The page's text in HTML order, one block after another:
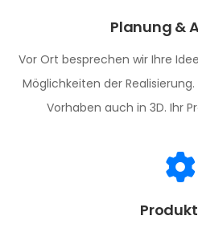
Planung &
Vor Ort besprechen wir Ihre
Möglichkeiten der
Vorhaben auch in 3D. Ihr